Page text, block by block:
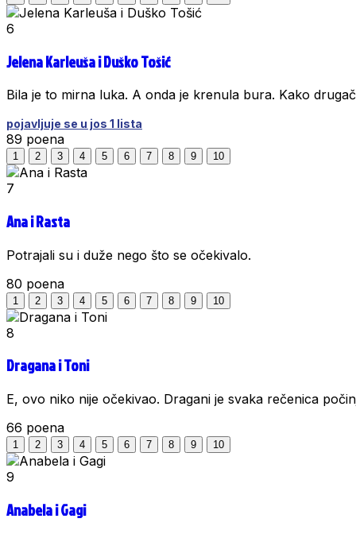
6
Jelena Karleuša i Duško Tošić
Bila je to mirna luka. A onda je krenula bura. Kako
pojavljuje se u jos 1 lista
89 poena
1 2 3 4 5 6 7 8 9 10
7
Ana i Rasta
Potrajali su i duže nego što se očekivalo.
80 poena
1 2 3 4 5 6 7 8 9 10
8
Dragana i Toni
E, ovo niko nije očekivao. Dragani je svaka rečenica
66 poena
1 2 3 4 5 6 7 8 9 10
9
Anabela i Gagi